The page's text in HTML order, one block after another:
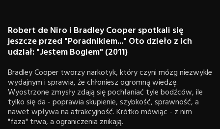
Robert de Niro i Bradley Cooper spotkali się
jeszcze przed "Poradnikiem..." Oto dzieło z ich
udział: "Jestem Bogiem" (2011)
Bradley Cooper tworzy narkotyk, który czyni mózg niezwykle
wydajnym i sprawia, że chłoniesz ogromną wiedzę.
Wyostrzone zmysły zdają się pochłaniać tyle bodźców, ile
tylko się da - poprawia skupienie, szybkość, sprawność, a
nawet wpływa na atrakcyjność. Krótko mówiąc - z nim
"faza" trwa, a ograniczenia znikają.